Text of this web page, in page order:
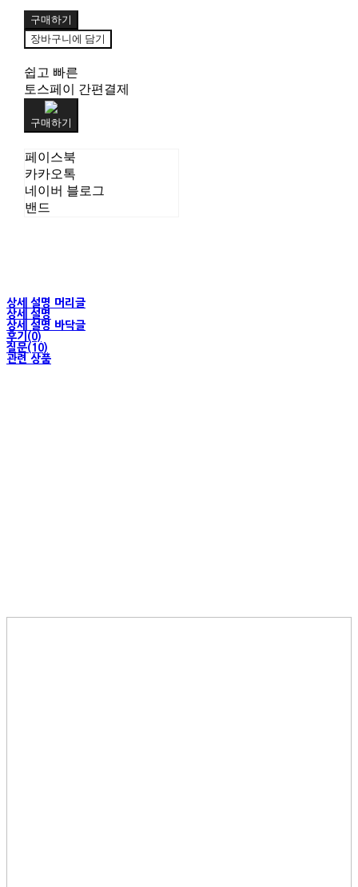
구매하기
장바구니에 담기
쉽고 빠른
토스페이 간편결제
구매하기
페이스북
카카오톡
네이버 블로그
밴드
상세 설명 머리글
상세 설명
상세 설명 바닥글
후기(0)
질문(10)
관련 상품